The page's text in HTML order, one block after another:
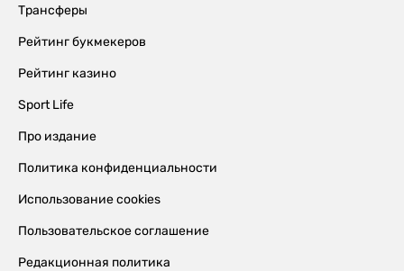
Трансферы
Рейтинг букмекеров
Рейтинг казино
Sport Life
Про издание
Политика конфиденциальности
Использование cookies
Пользовательское соглашение
Редакционная политика